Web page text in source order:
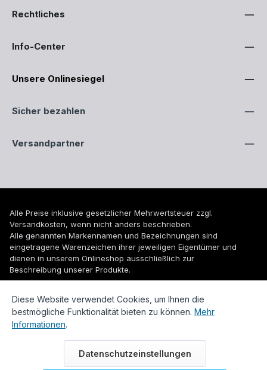
Rechtliches
Info-Center
Unsere Onlinesiegel
Sicher bezahlen
Versandpartner
Alle Preise inklusive gesetzlicher Mehrwertsteuer zzgl.
Versandkosten, wenn nicht anders beschrieben.
Alle genannten Markennamen und Bezeichnungen sind
eingetragene Warenzeichen ihrer jeweiligen Eigentümer und
dienen in unserem Onlineshop ausschließlich zur
Beschreibung unserer Produkte.
© 2026 WUH24.de - Weigel und Unger Heizungs- und
Sanitärtechnik GmbH
Diese Website verwendet Cookies, um Ihnen die
bestmögliche Funktionalität bieten zu können. Mehr
Informationen.
Datenschutzeinstellungen